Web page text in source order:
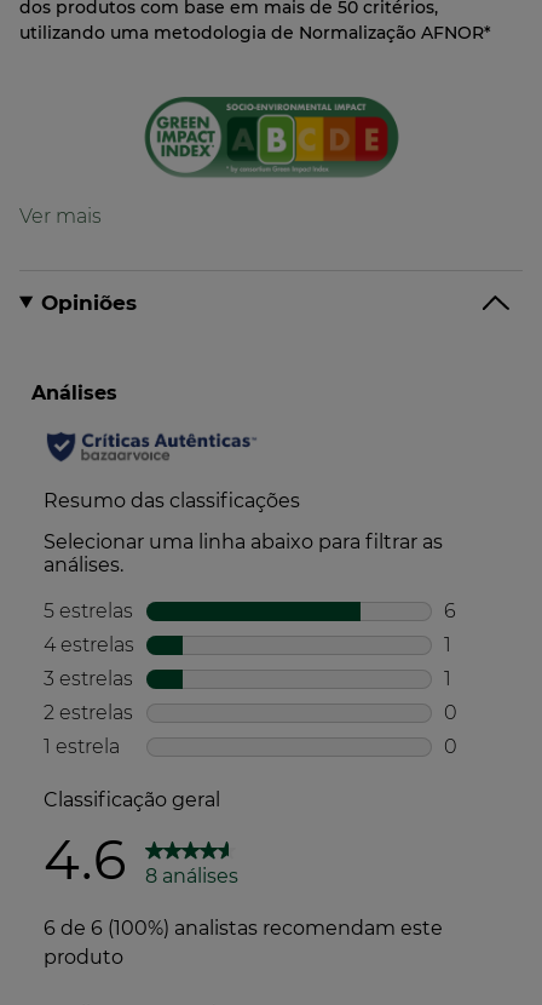
dos produtos com base em mais de 50 critérios,
utilizando uma metodologia de Normalização AFNOR*
natural
Embalagem
recursos geridos de forma sustentável*
Embalagem com, pelo menos, 60% de
conteúdo reciclado
Embalagem totalmente reciclável
Baixo impacto de CO2 para o transporte de
matérias-primas
Produto fabricado e embalado no mesmo local
Compromisso Social
Produzido e embalado numa fábrica certificada
no âmbito do Sistema de Gestão da
Responsabilidade Social*
*de acordo com a norma ISO 45001.
A Yves Rocher é uma empresa com uma
missão e trabalha para a natureza e para as
plantas há mais de 65 anos.
Sabe mais sobre o seu programa de
compromisso Act Beautiful com 10 ações
concretas e ambições para 2030.
Opiniões